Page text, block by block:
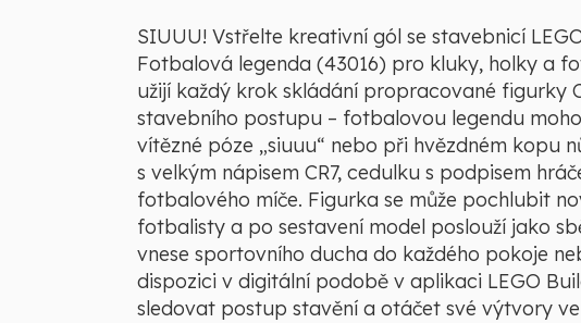
SIUUU! Vstřelte kreativní gól se stavebnicí
Fotbalová legenda (43016) pro kluky, holky a
užijí každý krok skládání propracované figurky
stavebního postupu – fotbalovou legendu
vítězné póze „siuuu“ nebo při hvězdném kopu
s velkým nápisem CR7, cedulku s podpisem
fotbalového míče. Figurka se může pochlubit
fotbalisty a po sestavení model poslouží jako
vnese sportovního ducha do každého pokoje
dispozici v digitální podobě v aplikaci LEGO
sledovat postup stavění a otáčet své výtvory